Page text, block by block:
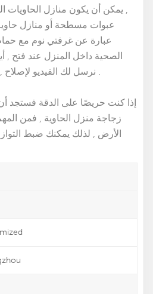
, يمكن أن يكون منازل الحاويات
عبوات مسطحة أو منازل
عبارة عن غرفتي نوم مع
الصحية داخل المنزل عند فتح ,
إذا كنت حريصًا على الدقة فستجد
زجاجة منزل الحاوية , فمن
الأرض , لذلك يمكنك ضبط